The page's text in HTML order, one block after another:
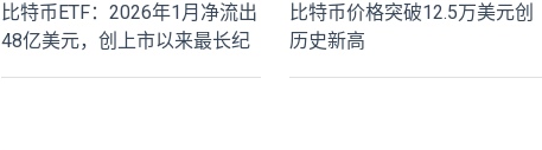
比特币ETF：2026年1月净流出
48亿美元，创上市以来最长纪
比特币价格突破12.5万美元创
历史新高